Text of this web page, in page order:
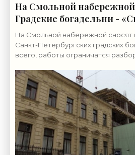
На Смольной набережной
Градские богадельни -
строительства»
На Смольной набережной сносят
Санкт-Петербургских градских
всего, работы ограничатся